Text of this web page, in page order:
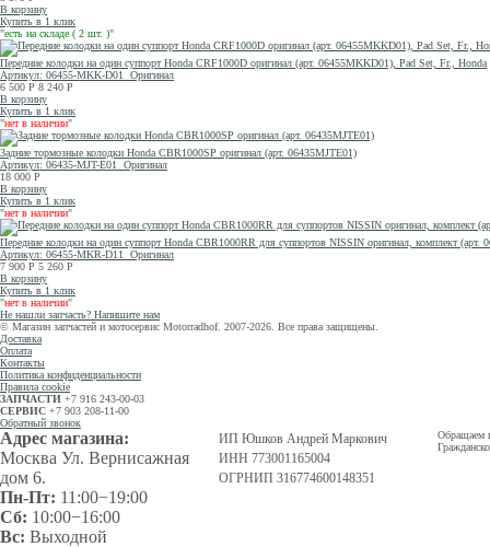
В корзину
Купить в 1 клик
"есть на складе ( 2 шт. )"
Передние колодки на один суппорт Honda CRF1000D оригинал (арт. 06455MKKD01), Pad Set, Fr., Honda
Артикул: 06455-MKK-D01
Оригинал
6 500 Р 8 240 Р
В корзину
Купить в 1 клик
"нет в наличии"
Задние тормозные колодки Honda CBR1000SP оригинал (арт. 06435MJTE01)
Артикул: 06435-MJT-E01
Оригинал
18 000 Р
В корзину
Купить в 1 клик
"нет в наличии"
Передние колодки на один суппорт Honda CBR1000RR для суппортов NISSIN оригинал, комплект (арт.
Артикул: 06455-MKR-D11
Оригинал
7 900 Р 5 260 Р
В корзину
Купить в 1 клик
"нет в наличии"
Не нашли запчасть? Напишите нам
© Магазин запчастей и мотосервис Motorradhof. 2007-2026. Все права защищены.
Доставка
Оплата
Контакты
Политика конфиденциальности
Правила cookie
ЗАПЧАСТИ +7 916 243-00-03
СЕРВИС +7 903 208-11-00
Обратный звонок
Адрес магазина:
Москва Ул. Вернисажная
дом 6.
Пн-Пт: 11:00−19:00
Сб: 10:00−16:00
Вс: Выходной
ИП Юшков Андрей Маркович
ИНН 773001165004
ОГРНИП 316774600148351
Обращаем